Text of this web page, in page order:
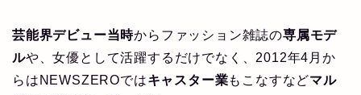
芸能界デビュー当時からファッション雑誌の専属モデ
ルや、女優として活躍するだけでなく、2012年4月か
らはNEWSZEROではキャスター業もこなすなどマル